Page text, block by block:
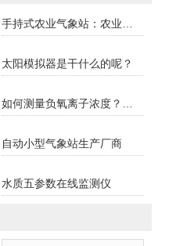
手持式农业气象站：农业研究用小型设备
太阳模拟器是干什么的呢？
如何测量负氧离子浓度？实时这台便携式仪器
自动小型气象站生产厂商
水质五参数在线监测仪